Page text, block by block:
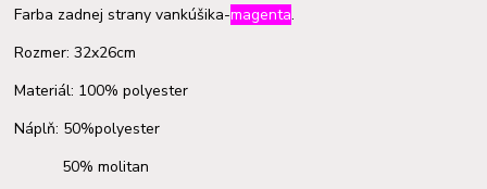
Farba zadnej strany vankúšika-magenta.
Rozmer: 32x26cm
Materiál: 100% polyester
Náplň: 50%polyester
50% molitan